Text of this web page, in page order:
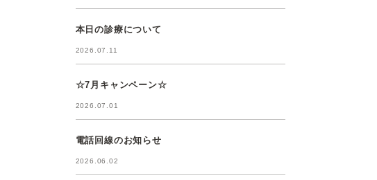
本日の診療について
2026.07.11
☆7月キャンペーン☆
2026.07.01
電話回線のお知らせ
2026.06.02